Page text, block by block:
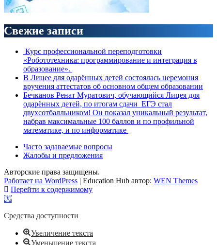
Свежие записи
Курс профессиональной переподготовки
«Робототехника: программирование и интеграция в
образование».
В Лицее для одарённых детей состоялась церемония
вручения аттестатов об основном общем образовании
Бечканов Ренат Муратович, обучающийся Лицея для
одарённых детей, по итогам сдачи ЕГЭ стал
двухсотбалльником! Он показал уникальный результат,
набрав максимальные 100 баллов и по профильной
математике, и по информатике
Часто задаваемые вопросы
Жалобы и предложения
Авторские права защищены.
Работает на WordPress | Education Hub автор: WEN Themes
Перейти к содержимому
Открыть
инструментов
Средства доступности
Увеличение текста
Уменьшение текста